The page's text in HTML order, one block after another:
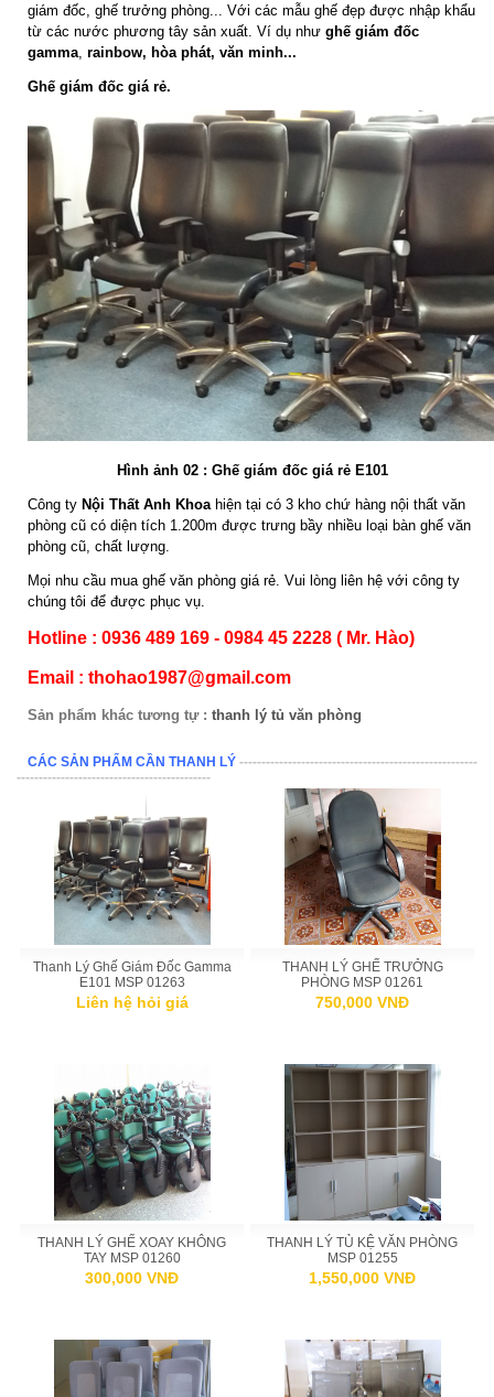
giám đốc, ghế trưởng phòng... Với các mẫu ghế đẹp được nhập khẩu
từ các nước phương tây sản xuất. Ví dụ như ghế giám đốc
gamma rainbow, hòa phát, văn minh...
Ghế giám đốc giá rẻ.
Hình ảnh 02 : Ghế giám đốc giá rẻ E101
Công ty Nội Thất Anh Khoa hiện tại có 3 kho chứ hàng nội thất văn
phòng cũ có diện tích 1.200m được trưng bầy nhiều loại bàn ghế văn
phòng cũ, chất lượng.
Mọi nhu cầu mua ghế văn phòng giá rẻ. Vui lòng liên hệ với công ty
chúng tôi để được phục vụ.
Hotline : 0936 489 169 - 0984 45 2228 ( Mr. Hào)
Email : thohao1987@gmail.com
Sản phẩm khác tương tự : thanh lý tủ văn phòng
CÁC SẢN PHẨM CẦN THANH LÝ ------------------------------------------------------
--------------------------------------------
Thanh Lý Ghế Giám Đốc Gamma
E101 MSP 01263
Liên hệ hỏi giá
THANH LÝ GHẾ TRƯỞNG
PHÒNG MSP 01261
750,000 VNĐ
THANH LÝ GHẾ XOAY KHÔNG
TAY MSP 01260
300,000 VNĐ
THANH LÝ TỦ KỆ VĂN PHÒNG
MSP 01255
1,550,000 VNĐ